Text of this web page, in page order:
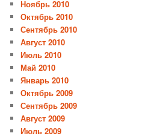
Ноябрь 2010
Октябрь 2010
Сентябрь 2010
Август 2010
Июль 2010
Май 2010
Январь 2010
Октябрь 2009
Сентябрь 2009
Август 2009
Июль 2009